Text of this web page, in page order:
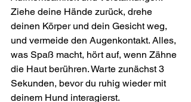
Ziehe deine Hände zurück, drehe
deinen Körper und dein Gesicht weg,
und vermeide den Augenkontakt. Alles,
was Spaß macht, hört auf, wenn Zähne
die Haut berühren. Warte zunächst 3
Sekunden, bevor du ruhig wieder mit
deinem Hund interagierst.